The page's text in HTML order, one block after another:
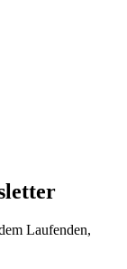
Laufenden,